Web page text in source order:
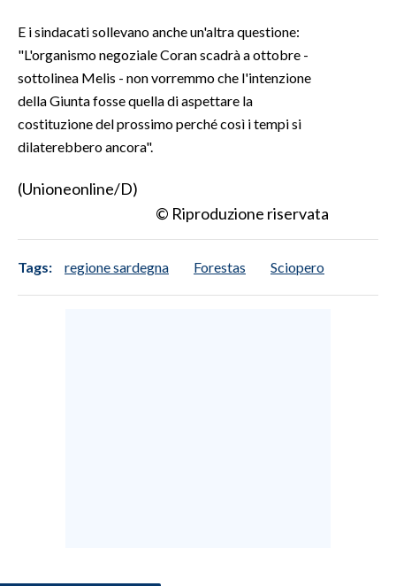
E i sindacati sollevano anche un'altra questione:
"L'organismo negoziale Coran scadrà a ottobre -
sottolinea Melis - non vorremmo che l'intenzione
della Giunta fosse quella di aspettare la
costituzione del prossimo perché così i tempi si
dilaterebbero ancora".
(Unioneonline/D)
© Riproduzione riservata
Tags: regione sardegna Forestas Sciopero